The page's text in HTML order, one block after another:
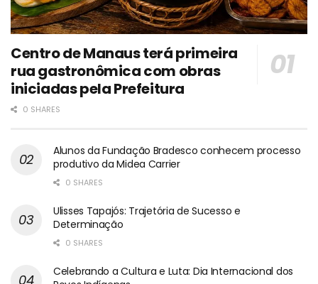
Centro de Manaus terá primeira
rua gastronômica com obras
iniciadas pela Prefeitura
0 SHARES
Alunos da Fundação Bradesco conhecem processo
produtivo da Midea Carrier
0 SHARES
Ulisses Tapajós: Trajetória de Sucesso e
Determinação
0 SHARES
Celebrando a Cultura e Luta: Dia Internacional dos